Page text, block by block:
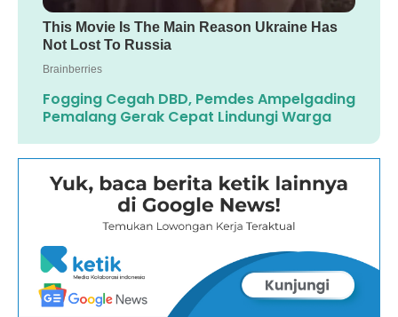
Fogging Cegah DBD, Pemdes Ampelgading
Pemalang Gerak Cepat Lindungi Warga